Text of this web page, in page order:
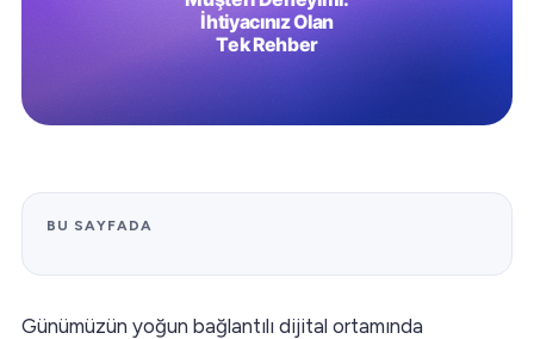
BU SAYFADA
Günümüzün yoğun bağlantılı dijital ortamında